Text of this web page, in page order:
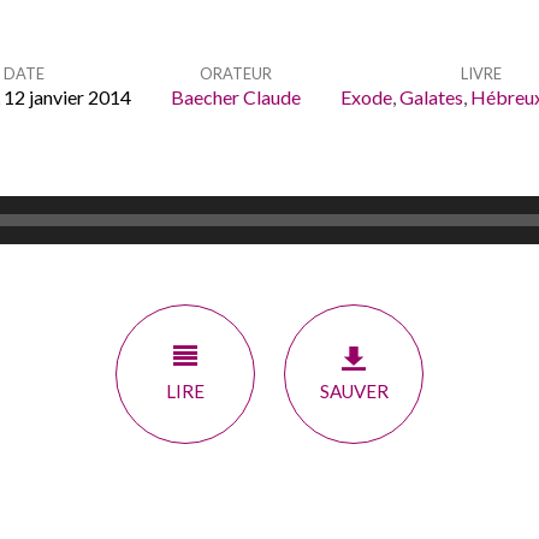
DATE
12 janvier 2014
ORATEUR
Baecher Claude
LIVRE
Exode,Galates,
LIRE SAUVER